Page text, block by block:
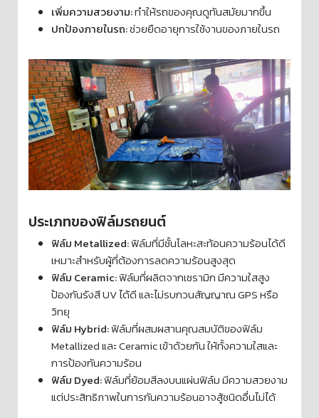
เพิ่มความสวยงาม:ทำให้รถของคุณดูทันสมัยมากขึ้น
ปกป้องภายในรถ:ช่วยยืดอายุการใช้งานของภายในรถ
ประเภทของฟิล์มรถยนต์
ฟิล์ม Metallized:ฟิล์มที่มีชั้นโลหะสะท้อนความร้อนได้ดี
เหมาะสำหรับผู้ที่ต้องการลดความร้อนสูงสุด
ฟิล์ม Ceramic:ฟิล์มที่ผลิตจากเซรามิก มีความใสสูง
ป้องกันรังสี UV ได้ดี และไม่รบกวนสัญญาณ GPS หรือ
วิทยุ
ฟิล์ม Hybrid:ฟิล์มที่ผสมผสานคุณสมบัติของฟิล์ม
Metallized และ Ceramic เข้าด้วยกัน ให้ทั้งความใสและ
การป้องกันความร้อน
ฟิล์ม Dyed:ฟิล์มที่ย้อมสีลงบนแผ่นฟิล์ม มีความสวยงาม
แต่ประสิทธิภาพในการกันความร้อนอาจสู้ชนิดอื่นไม่ได้